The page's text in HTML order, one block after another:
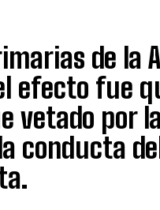
de la
efecto fue
vetado por
conducta